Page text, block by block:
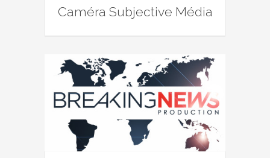
Caméra Subjective Média